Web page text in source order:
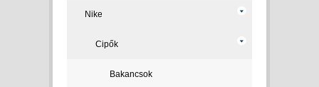
Nike
Cipők
Bakancsok